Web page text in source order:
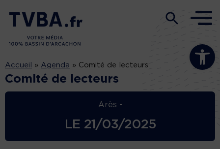
Ouvrir la
Accueil » Agenda » Comité de lecteurs
Comité de lecteurs
Arès -
LE 21/03/2025